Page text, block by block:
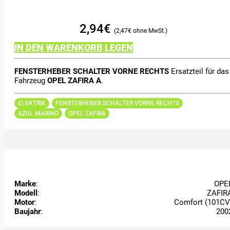
2,94€ 2,47€
IN DEN WARENKORB LEGEN
FENSTERHEBER SCHALTER VORNE RECHTS Ersatzteil für das
Fahrzeug OPEL ZAFIRA A.
ELEKTRIK
FENSTERHEBER SCHALTER VORNE RECHTS
AZUL MARINO
OPEL ZAFIRA
Marke:
Modell :
Motor:
Comfort
Baujahr: